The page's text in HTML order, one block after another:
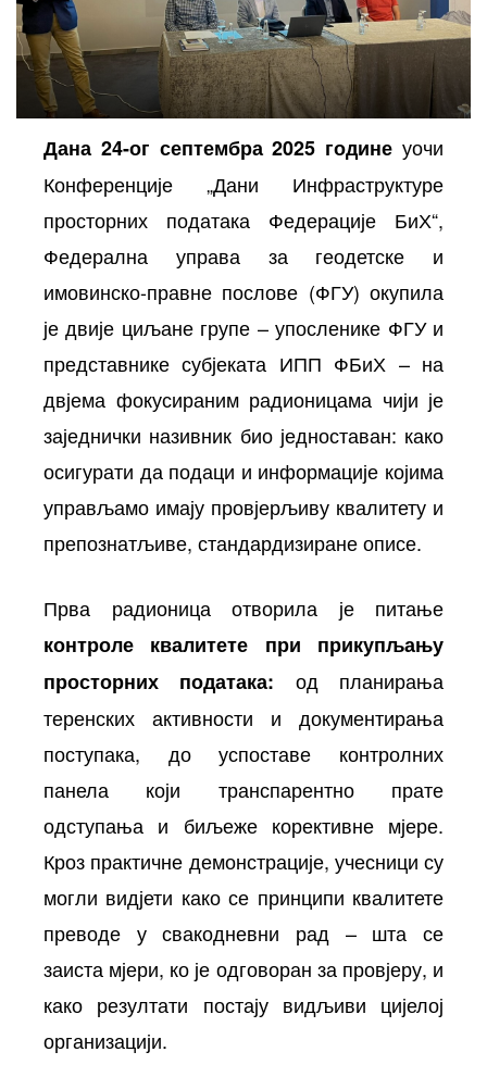
Дана 24-ог септембра 2025 године уочи
Конференције „Дани Инфраструктуре
просторних података Федерације БиХ“,
Федерална управа за геодетске и
имовинско-правне послове (ФГУ) окупила
је двије циљане групе – упосленике ФГУ и
представнике субјеката ИПП ФБиХ – на
двјема фокусираним радионицама чији је
заједнички називник био једноставан: како
осигурати да подаци и информације којима
управљамо имају провјерљиву квалитету и
препознатљиве, стандардизиране описе.
Прва радионица отворила је питање
контроле квалитете при прикупљању
просторних података: од планирања
теренских активности и документирања
поступака, до успоставе контролних
панела који транспарентно прате
одступања и биљеже корективне мјере.
Кроз практичне демонстрације, учесници су
могли видјети како се принципи квалитете
преводе у свакодневни рад – шта се
заиста мјери, ко је одговоран за провјеру, и
како резултати постају видљиви цијелој
организацији.